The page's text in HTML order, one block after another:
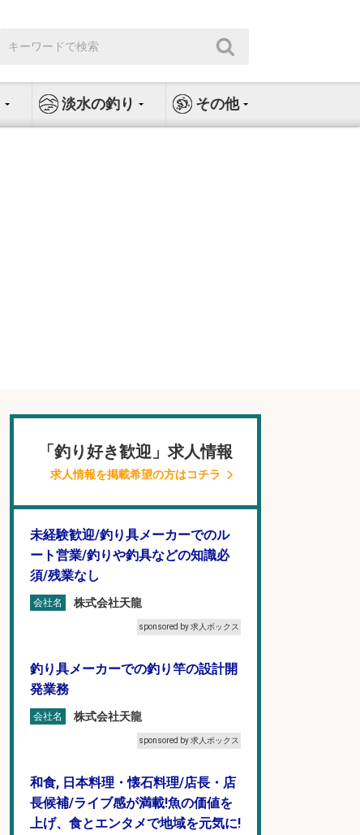
索:
淡水の釣り その他
「釣り好き歓迎」求人情報
求人情報を掲載希望の方はコチラ
未経験歓迎/釣り具メーカーでのル
ート営業/釣りや釣具などの知識必
須/残業なし
会社名 株式会社天龍
sponsored by 求人ボックス
釣り具メーカーでの釣り竿の設計開
発業務
会社名 株式会社天龍
sponsored by 求人ボックス
和食, 日本料理・懐石料理/店長・店
長候補/ライブ感が満載!魚の価値を
上げ、食とエンタメで地域を元気に!